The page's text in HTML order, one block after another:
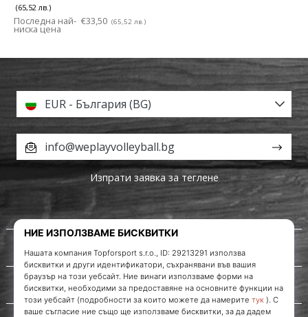
(65,52 лв.)
Последна най-
ниска цена
€33,50 (65,52 лв.)
За нас
Обслужване на клиенти
EUR - България (BG)
info@weplayvolleyball.bg
Изпрати заявка за теглене